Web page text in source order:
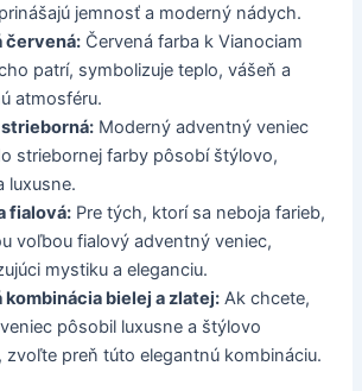
jemnosť a moderný nádych.
červená: Červená farba k Vianociam
patrí, symbolizuje teplo, vášeň a
atmosféru.
Moderný adventný veniec
striebornej farby pôsobí štýlovo,
luxusne.
fialová: Pre tých, ktorí sa neboja farieb,
voľbou fialový adventný veniec,
mystiku a eleganciu.
kombinácia bielej a zlatej: Ak chcete,
pôsobil luxusne a štýlovo
zvoľte preň túto elegantnú kombináciu.